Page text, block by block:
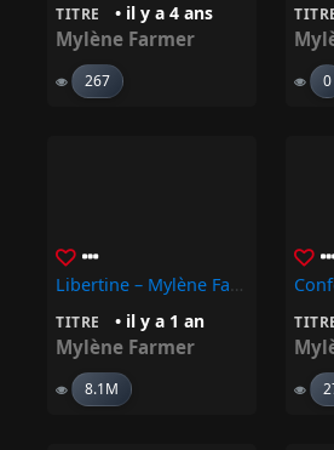
TITRE • il y a 4 ans
Mylène Farmer
267 0
Libertine – Mylène Farmer
TITRE • il y a 1 an
Mylène Farmer
8.1M